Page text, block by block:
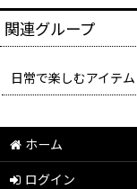
関連グループ
日常で楽しむアイテム
ホーム
ログイン